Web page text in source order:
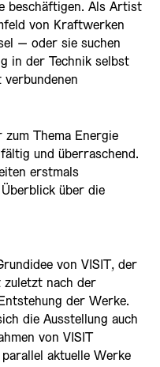
beschäftigen. Als Artist
von Kraftwerken
– oder sie suchen
in der Technik selbst
zum Thema Energie
und überraschend.
erstmals
über die
von VISIT, der
zuletzt nach der
der Werke.
die Ausstellung auch
von VISIT
aktuelle Werke